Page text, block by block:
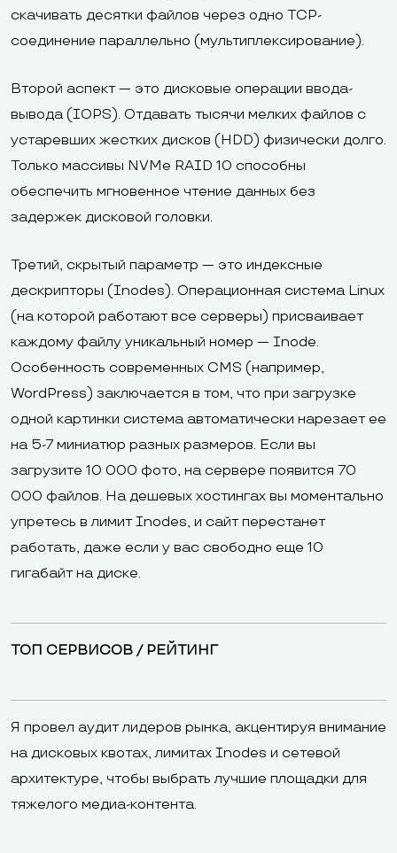
скачивать десятки файлов через одно TCP-
соединение параллельно (мультиплексирование).
Второй аспект — это дисковые операции ввода-
вывода (IOPS). Отдавать тысячи мелких файлов с
устаревших жестких дисков (HDD) физически долго.
Только массивы NVMe RAID 10 способны
обеспечить мгновенное чтение данных без
задержек дисковой головки.
Третий, скрытый параметр — это индексные
дескрипторы (Inodes). Операционная система Linux
(на которой работают все серверы) присваивает
каждому файлу уникальный номер — Inode.
Особенность современных CMS (например,
WordPress) заключается в том, что при загрузке
одной картинки система автоматически нарезает ее
на 5-7 миниатюр разных размеров. Если вы
загрузите 10 000 фото, на сервере появится 70
000 файлов. На дешевых хостингах вы моментально
упретесь в лимит Inodes, и сайт перестанет
работать, даже если у вас свободно еще 10
гигабайт на диске.
ТОП СЕРВИСОВ / РЕЙТИНГ
Я провел аудит лидеров рынка, акцентируя внимание
на дисковых квотах, лимитах Inodes и сетевой
архитектуре, чтобы выбрать лучшие площадки для
тяжелого медиа-контента.